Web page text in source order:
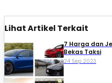
Lihat Artikel Terkait
7 Harga dan
Bekas Taksi
24 Sep 2023